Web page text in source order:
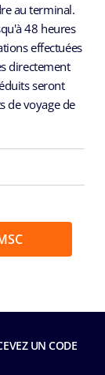
au terminal.
48 heures
effectuées
directement
seront
de voyage de
UN CODE